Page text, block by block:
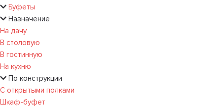
Буфеты
Назначение
На дачу
В столовую
В гостинную
На кухню
По конструкции
С открытыми полками
Шкаф-буфет